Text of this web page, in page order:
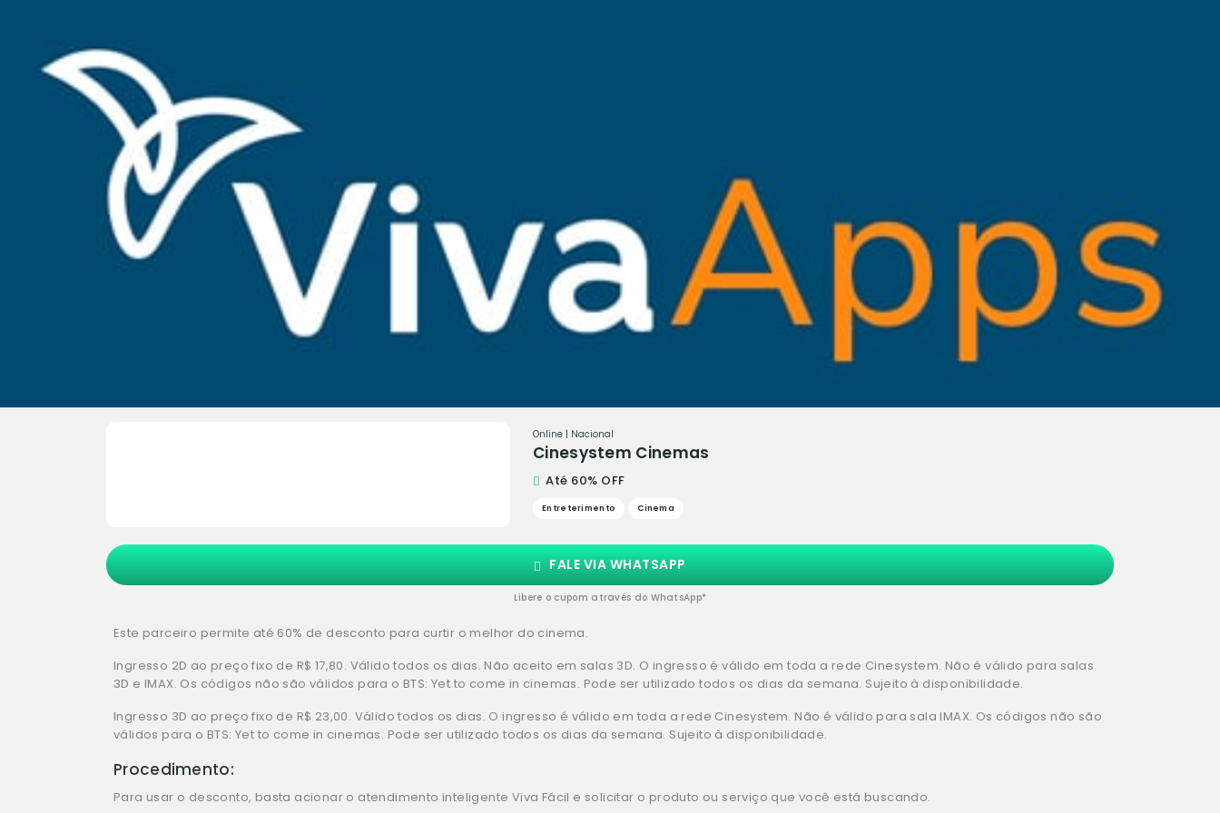
Online | Nacional
Cinesystem Cinemas
Até 60% OFF
Entreterimento Cinema
FALE VIA WHATSAPP
Libere o cupom através do WhatsApp*
Este parceiro permite até 60% de desconto para curtir o melhor do cinema.
Ingresso 2D ao preço fixo de R$ 17,80. Válido todos os dias. Não aceito em salas 3D. O ingresso é válido em toda a rede Cinesystem. Não é válido para salas
3D e IMAX. Os códigos não são válidos para o BTS: Yet to come in cinemas. Pode ser utilizado todos os dias da semana. Sujeito à disponibilidade.
Ingresso 3D ao preço fixo de R$ 23,00. Válido todos os dias. O ingresso é válido em toda a rede Cinesystem. Não é válido para sala IMAX. Os códigos não são
válidos para o BTS: Yet to come in cinemas. Pode ser utilizado todos os dias da semana. Sujeito à disponibilidade.
Procedimento:
Para usar o desconto, basta acionar o atendimento inteligente Viva Fácil e solicitar o produto ou serviço que você está buscando.